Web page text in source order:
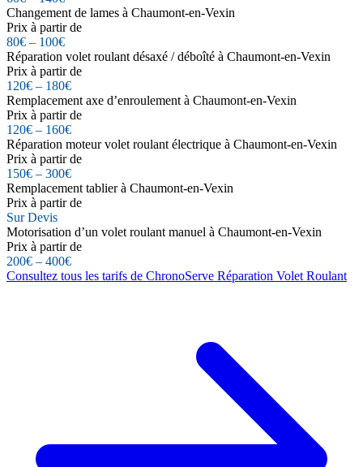
Changement de lames à Chaumont-en-Vexin
Prix à partir de
80€ – 100€
Réparation volet roulant désaxé / déboîté à Chaumont-en-Vexin
Prix à partir de
120€ – 180€
Remplacement axe d’enroulement à Chaumont-en-Vexin
Prix à partir de
120€ – 160€
Réparation moteur volet roulant électrique à Chaumont-en-Vexin
Prix à partir de
150€ – 300€
Remplacement tablier à Chaumont-en-Vexin
Prix à partir de
Sur Devis
Motorisation d’un volet roulant manuel à Chaumont-en-Vexin
Prix à partir de
200€ – 400€
Consultez tous les tarifs de ChronoServe Réparation Volet Roulant